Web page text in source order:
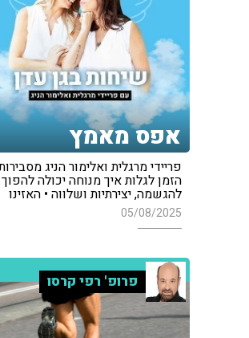
אפס מאמץ
פריידי מרגלית ואלימור הניג
הזמן לגלות איך מנוחה יכולה
להגשמה, יצירתיות ושלווה • האזינו
05/08/2025
פרופ' רפי קרסו